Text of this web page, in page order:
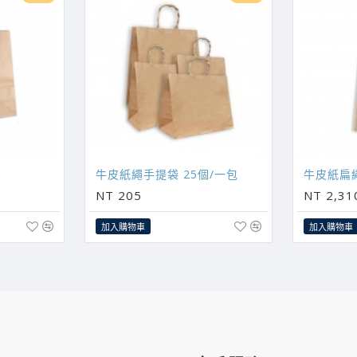
牛皮紙繩手提袋 25個/一包
NT 205
加入購物車
牛皮紙扁
NT
加入購物車